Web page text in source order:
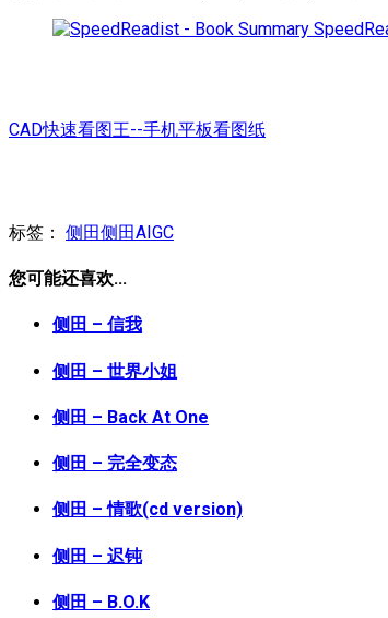
CAD快速看图王--手机平板看图纸
标签： 侧田侧田AIGC
您可能还喜欢...
侧田 – 信我
侧田 – 世界小姐
侧田 – Back At One
侧田 – 完全变态
侧田 – 情歌(cd version)
侧田 – 迟钝
侧田 – B.O.K